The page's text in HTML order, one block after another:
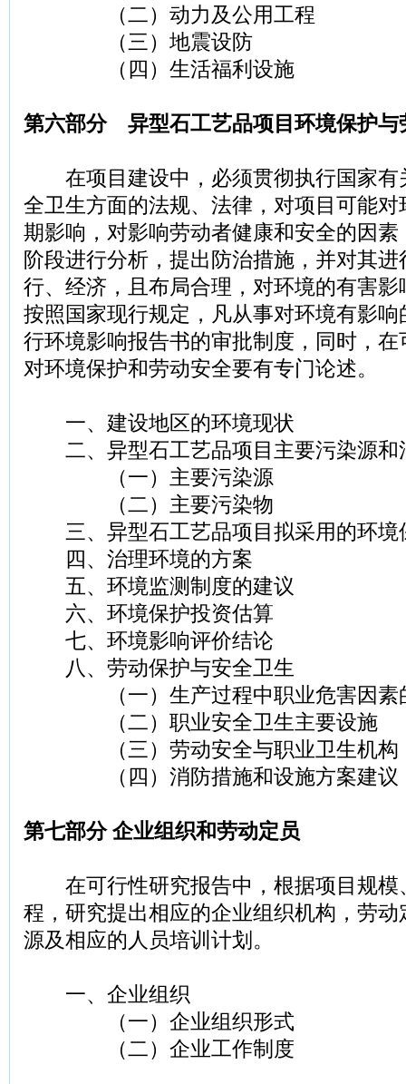
（二）动力及公用工程
（三）地震设防
（四）生活福利设施
第六部分 异型石工艺品项目环境保护与
在项目建设中，必须贯彻执行国家有
全卫生方面的法规、法律，对项目可能
期影响，对影响劳动者健康和安全的因
阶段进行分析，提出防治措施，并对其
行、经济，且布局合理，对环境的有害
按照国家现行规定，凡从事对环境有影
行环境影响报告书的审批制度，同时，
对环境保护和劳动安全要有专门论述。
一、建设地区的环境现状
二、异型石工艺品项目主要污染源和
（一）主要污染源
（二）主要污染物
三、异型石工艺品项目拟采用的环境
四、治理环境的方案
五、环境监测制度的建议
六、环境保护投资估算
七、环境影响评价结论
八、劳动保护与安全卫生
（一）生产过程中职业危害因素
（二）职业安全卫生主要设施
（三）劳动安全与职业卫生机构
（四）消防措施和设施方案建议
第七部分 企业组织和劳动定员
在可行性研究报告中，根据项目规模
程，研究提出相应的企业组织机构，劳
源及相应的人员培训计划。
一、企业组织
（一）企业组织形式
（二）企业工作制度